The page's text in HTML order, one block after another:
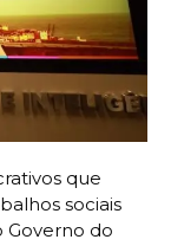
que
sociais
Governo do